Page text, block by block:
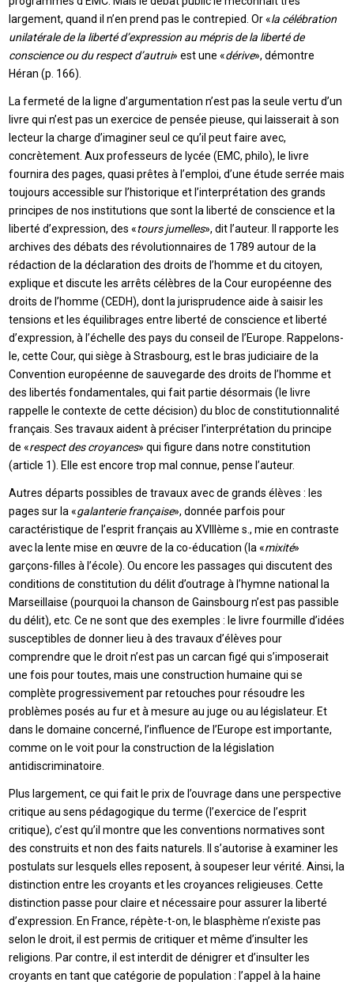
largement, quand il n’en prend pas le contrepied. Or «la célébration
unilatérale de la liberté d’expression au mépris de la liberté de
conscience ou du respect d’autrui» est une «dérive», démontre
Héran (p. 166).
La fermeté de la ligne d’argumentation n’est pas la seule vertu d’un
livre qui n’est pas un exercice de pensée pieuse, qui laisserait à son
lecteur la charge d’imaginer seul ce qu’il peut faire avec,
concrètement. Aux professeurs de lycée (EMC, philo), le livre
fournira des pages, quasi prêtes à l’emploi, d’une étude serrée mais
toujours accessible sur l’historique et l’interprétation des grands
principes de nos institutions que sont la liberté de conscience et la
liberté d’expression, des «tours jumelles», dit l’auteur. Il rapporte les
archives des débats des révolutionnaires de 1789 autour de la
rédaction de la déclaration des droits de l’homme et du citoyen,
explique et discute les arrêts célèbres de la Cour européenne des
droits de l’homme (CEDH), dont la jurisprudence aide à saisir les
tensions et les équilibrages entre liberté de conscience et liberté
d’expression, à l’échelle des pays du conseil de l’Europe. Rappelons-
le, cette Cour, qui siège à Strasbourg, est le bras judiciaire de la
Convention européenne de sauvegarde des droits de l’homme et
des libertés fondamentales, qui fait partie désormais (le livre
rappelle le contexte de cette décision) du bloc de constitutionnalité
français. Ses travaux aident à préciser l’interprétation du principe
de «respect des croyances» qui figure dans notre constitution
(article 1). Elle est encore trop mal connue, pense l’auteur.
Autres départs possibles de travaux avec de grands élèves : les
pages sur la «galanterie française», donnée parfois pour
caractéristique de l’esprit français au XVIIIème s., mie en contraste
avec la lente mise en œuvre de la co-éducation (la «mixité»
garçons-filles à l’école). Ou encore les passages qui discutent des
conditions de constitution du délit d’outrage à l’hymne national la
Marseillaise (pourquoi la chanson de Gainsbourg n’est pas passible
du délit), etc. Ce ne sont que des exemples : le livre fourmille d’idées
susceptibles de donner lieu à des travaux d’élèves pour
comprendre que le droit n’est pas un carcan figé qui s’imposerait
une fois pour toutes, mais une construction humaine qui se
complète progressivement par retouches pour résoudre les
problèmes posés au fur et à mesure au juge ou au législateur. Et
dans le domaine concerné, l’influence de l’Europe est importante,
comme on le voit pour la construction de la législation
antidiscriminatoire.
Plus largement, ce qui fait le prix de l’ouvrage dans une perspective
critique au sens pédagogique du terme (l’exercice de l’esprit
critique), c’est qu’il montre que les conventions normatives sont
des construits et non des faits naturels. Il s’autorise à examiner les
postulats sur lesquels elles reposent, à soupeser leur vérité. Ainsi, la
distinction entre les croyants et les croyances religieuses. Cette
distinction passe pour claire et nécessaire pour assurer la liberté
d’expression. En France, répète-t-on, le blasphème n’existe pas
selon le droit, il est permis de critiquer et même d’insulter les
religions. Par contre, il est interdit de dénigrer et d’insulter les
croyants en tant que catégorie de population : l’appel à la haine